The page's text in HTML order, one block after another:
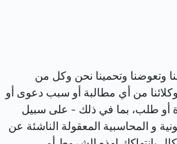
وتعوضنا وتحمينا نحن وكل من
من أي مطالبة أو سبب دعوى أو
أو طلب، بما في ذلك - على سبيل
و المحاسبية المعقولة الناشئة عن